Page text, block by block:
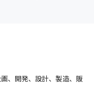
、開発、設計、製造、販